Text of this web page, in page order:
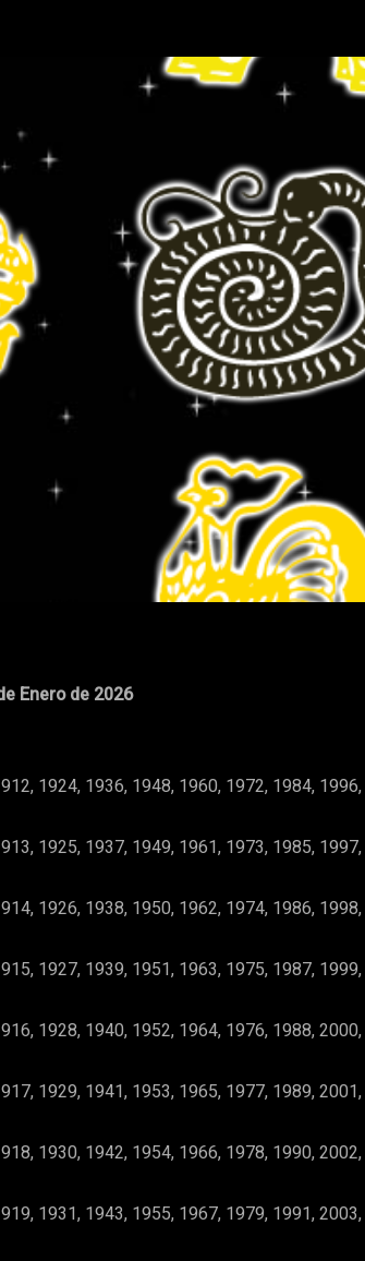
Pinterest WhatsApp
Enero de 2026
1924, 1936, 1948, 1960, 1972, 1984,
1925, 1937, 1949, 1961, 1973, 1985,
1926, 1938, 1950, 1962, 1974, 1986,
1927, 1939, 1951, 1963, 1975, 1987,
1928, 1940, 1952, 1964, 1976, 1988,
1929, 1941, 1953, 1965, 1977, 1989,
1930, 1942, 1954, 1966, 1978, 1990,
1931, 1943, 1955, 1967, 1979, 1991,